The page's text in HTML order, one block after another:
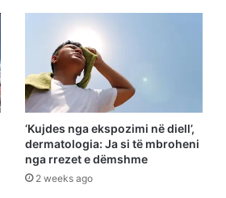
‘Kujdes nga ekspozimi në diell’,
dermatologia: Ja si të mbroheni
nga rrezet e dëmshme
2 weeks ago